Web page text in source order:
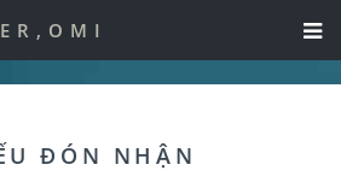
ĐÓN NHẬN